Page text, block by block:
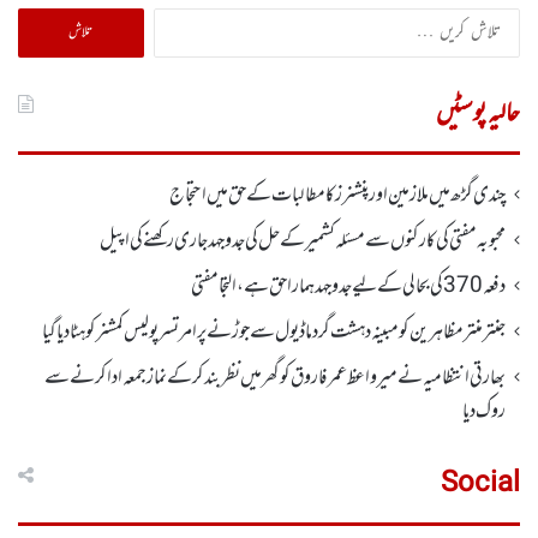
تلاش
کریں
حالیہ پوسٹیں
چندی گڑھ میں ملازمین اور پنشنرز کا مطالبات کے حق میں احتجاج
محبوبہ مفتی کی کارکنوں سے مسئلہ کشمیر کے حل کی جدوجہد جاری رکھنے کی اپیل
دفعہ370کی بحالی کے لیے جدوجہد ہمارا حق ہے، التجا مفتی
جنتر منتر مظاہرین کو مبینہ دہشت گرد ماڈیول سے جوڑنے پر امرتسر پولیس کمشنر کو ہٹا دیاگیا
بھارتی انتظامیہ نے میر واعظ عمر فاروق کو گھر میں نظر بندکر کے نماز جمعہ ادا کرنے سے
روک دیا
Social